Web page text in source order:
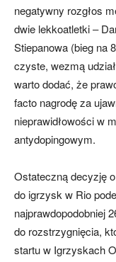
negatywny rozgłos
dwie lekkoatletki ‒
Stiepanowa (bieg na
czyste, wezmą
warto dodać, że
facto nagrodę za
nieprawidłowości w
antydopingowym.
Ostateczną decyzję
do igrzysk w Rio
najprawdopodobniej
do rozstrzygnięcia,
startu w Igrzyskach